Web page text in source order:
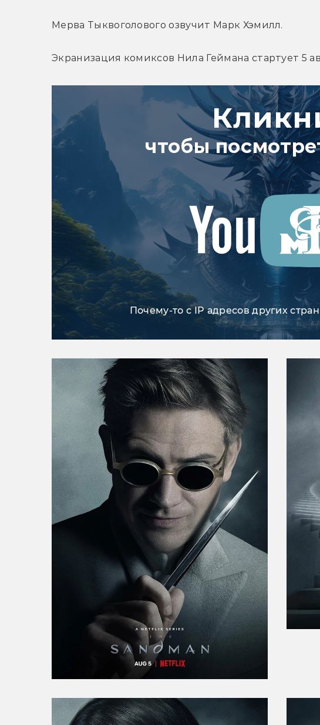
Мерва Тыквоголового озвучит Марк Хэмилл.
Экранизация комиксов Нила Геймана стартует 5
чтобы
Почему-то с IP адресов других